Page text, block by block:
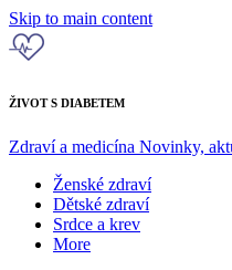
Skip to main content
ŽIVOT S DIABETEM
Zdraví a medicína Novinky,
Ženské zdraví
Dětské zdraví
Srdce a krev
More